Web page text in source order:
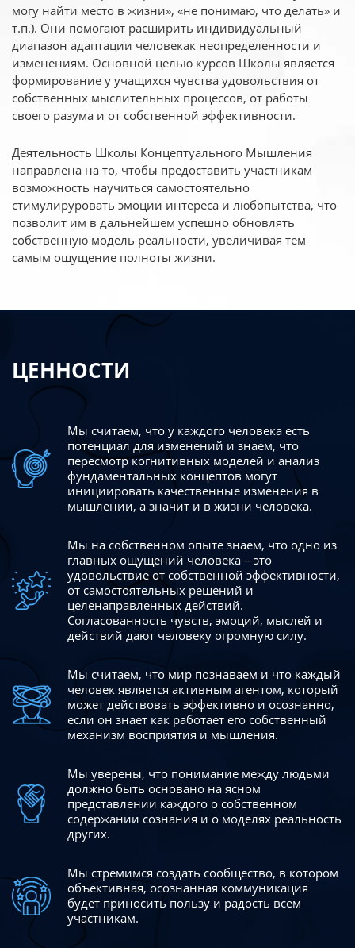
могу найти место в жизни», «не понимаю, что делать» и
т.п.). Они помогают расширить индивидуальный
диапазон адаптации человекак неопределенности и
изменениям. Основной целью курсов Школы является
формирование у учащихся чувства удовольствия от
собственных мыслительных процессов, от работы
своего разума и от собственной эффективности.
Деятельность Школы Концептуального Мышления
направлена на то, чтобы предоставить участникам
возможность научиться самостоятельно
стимулируровать эмоции интереса и любопытства, что
позволит им в дальнейшем успешно обновлять
собственную модель реальности, увеличивая тем
самым ощущение полноты жизни.
ЦЕННОСТИ
Мы считаем, что у каждого человека есть
потенциал для изменений и знаем, что
пересмотр когнитивных моделей и анализ
фундаментальных концептов могут
инициировать качественные изменения в
мышлении, а значит и в жизни человека.
Мы на собственном опыте знаем, что одно из
главных ощущений человека – это
удовольствие от собственной эффективности,
от самостоятельных решений и
целенаправленных действий.
Согласованность чувств, эмоций, мыслей и
действий дают человеку огромную силу.
Мы считаем, что мир познаваем и что каждый
человек является активным агентом, который
может действовать эффективно и осознанно,
если он знает как работает его собственный
механизм восприятия и мышления.
Мы уверены, что понимание между людьми
должно быть основано на ясном
представлении каждого о собственном
содержании сознания и о моделях реальность
других.
Мы стремимся создать сообщество, в котором
объективная, осознанная коммуникация
будет приносить пользу и радость всем
участникам.